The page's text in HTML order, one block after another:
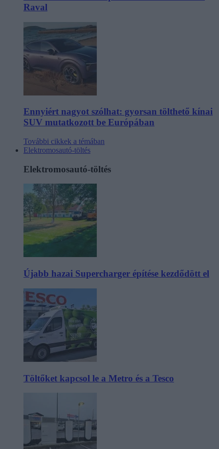
Raval
Ennyiért nagyot szólhat: gyorsan tölthető kínai
SUV mutatkozott be Európában
További cikkek a témában
Elektromosautó-töltés
Elektromosautó-töltés
Újabb hazai Supercharger építése kezdődött el
Töltőket kapcsol le a Metro és a Tesco